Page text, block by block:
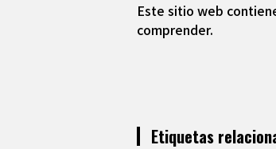
Este sitio web
comprender.
Etiquetas